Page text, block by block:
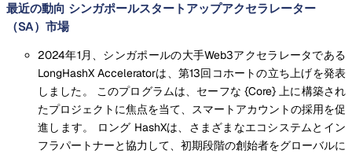
最近の動向 シンガポールスタートアップアクセラレーター
（SA）市場
2024年1月、シンガポールの大手Web3アクセラレータである
LongHashX Acceleratorは、第13回コホートの立ち上げを発表
しました。 このプログラムは、セーフな {Core} 上に構築され
たプロジェクトに焦点を当て、スマートアカウントの採用を促
進します。 ロング HashXは、さまざまなエコシステムとイン
フラパートナーと協力して、初期段階の創始者をグローバルに